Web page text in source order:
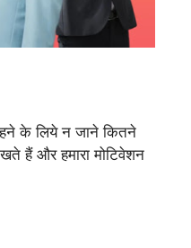
के लिये न जाने कितने
हैं और हमारा मोटिवेशन